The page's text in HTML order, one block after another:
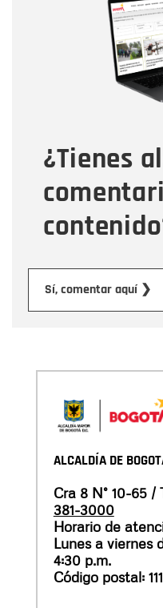
¿Tienes
Sí, comentar aquí ❯
Correo electrónico
Tipo de comentario
Mensaje
ALCALDÍA DE
Cra 8 N° 10-65 /
381-3000
Horario de
Lunes a viernes
4:30 p.m.
Código postal: